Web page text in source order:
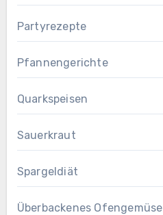
Partyrezepte
Pfannengerichte
Quarkspeisen
Sauerkraut
Spargeldiät
Überbackenes Ofengemüse